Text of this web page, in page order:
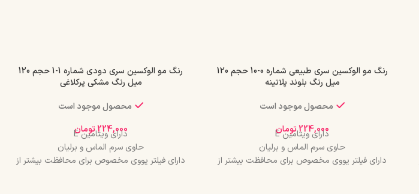
رنگ مو الوکسین سری طبیعی شماره 0-10 حجم 120
میل رنگ بلوند پلاتینه
محصول موجود است
224,000 تومان
دارای ویتامین E
حاوی سرم الماس و برلیان
دارای فیلتر یووی مخصوص برای محافظت بیشتر از
رنگ مو الوکسین سری دودی شماره 1-1 حجم 120
میل رنگ مشکی پرکلاغی
محصول موجود است
224,000 تومان
دارای ویتامین E
حاوی سرم الماس و برلیان
دارای فیلتر یووی مخصوص برای محافظت بیشتر از